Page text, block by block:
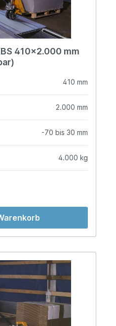
410x2.000 mm
410 mm
2.000 mm
-70 bis 30 mm
4.000 kg